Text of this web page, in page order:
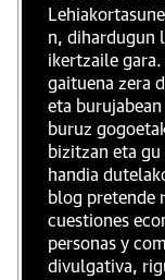
n, dihardugun
ikertzaile
gaituena zera
eta
buruz
bizitzan eta gu
handia
blog pretende
cuestiones
personas y
divulgativa,